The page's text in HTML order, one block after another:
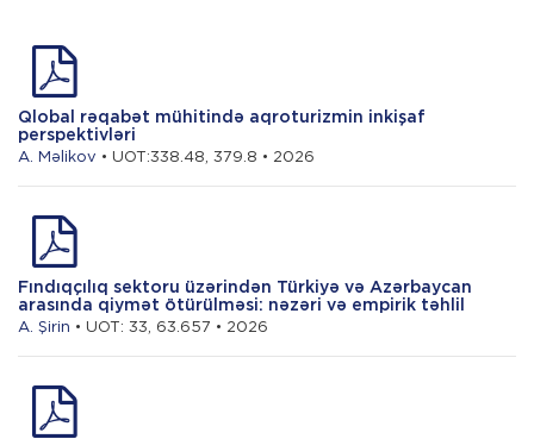
Qlobal rəqabət mühitində aqroturizmin inkişaf
perspektivləri
A. Məlikov • UOT:338.48, 379.8 • 2026
Fındıqçılıq sektoru üzərindən Türkiyə və Azərbaycan
arasında qiymət ötürülməsi: nəzəri və empirik təhlil
A. Şirin • UOT: 33, 63.657 • 2026